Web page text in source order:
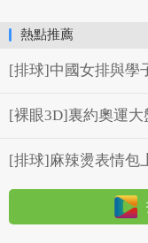
熱點推薦
[排球]中國女排與學
[裸眼3D]裏約奧運大
[排球]麻辣燙表情包